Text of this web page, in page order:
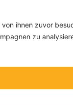
ihnen zuvor
zu